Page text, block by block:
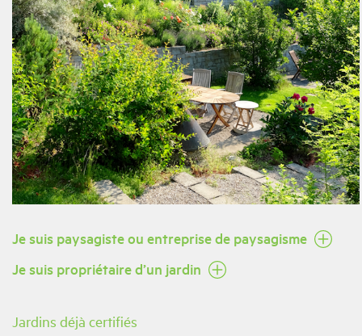
Je suis paysagiste ou entreprise de paysagisme
Je suis propriétaire d’un jardin
Jardins déjà certifiés